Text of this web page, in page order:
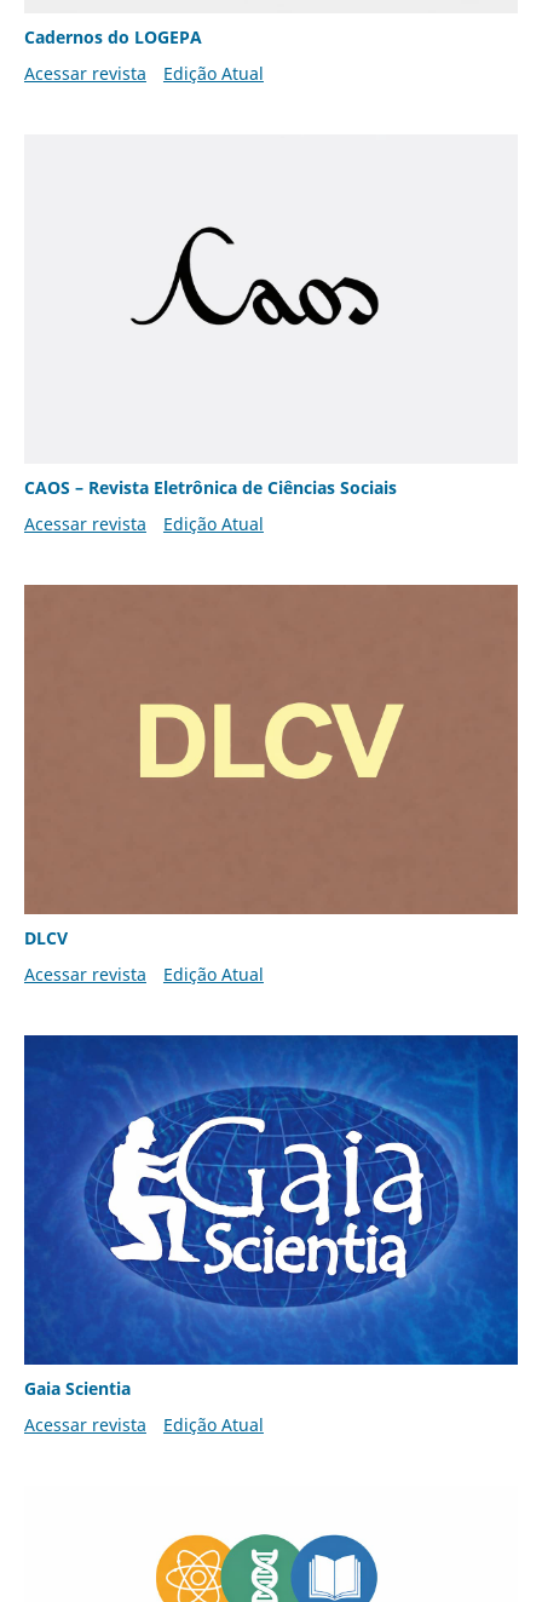
Cadernos do LOGEPA
Acessar revista
Edição Atual
CAOS – Revista Eletrônica de Ciências Sociais
Acessar revista
Edição Atual
DLCV
Acessar revista
Edição Atual
Gaia Scientia
Acessar revista
Edição Atual